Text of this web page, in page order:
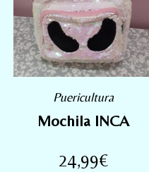
Puericultura
Mochila INCA
24,99€